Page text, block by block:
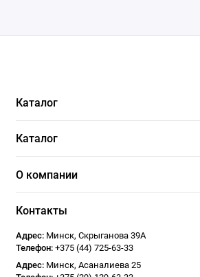
Каталог
Каталог
О компании
Контакты
Адрес: Минск, Скрыганова 39А
Телефон: +375 (44) 725-63-33
Адрес: Минск, Асаналиева 25